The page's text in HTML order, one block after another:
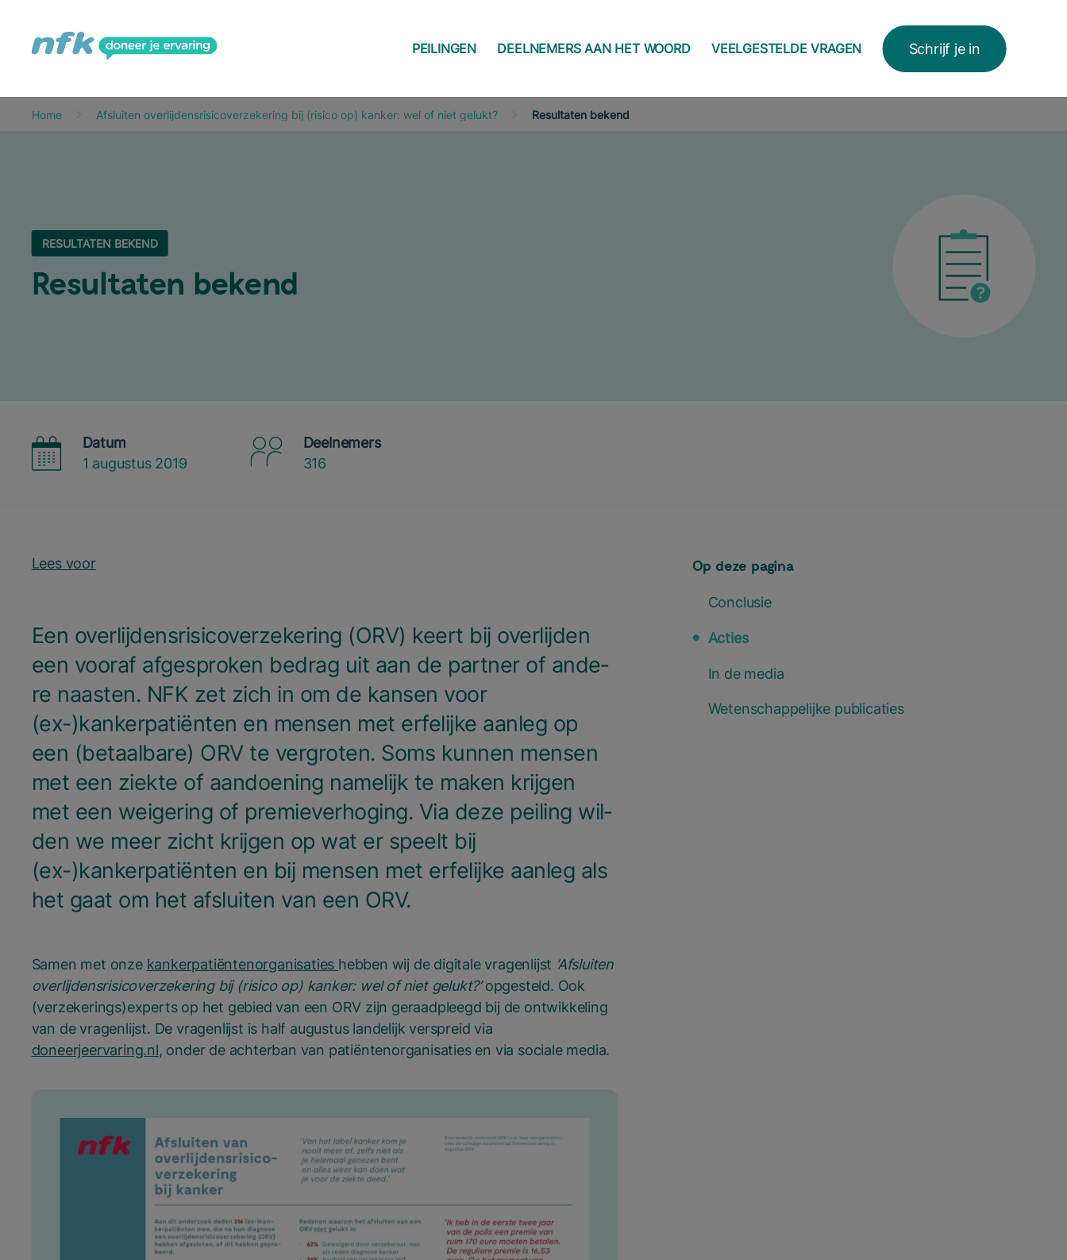
PEILINGEN DEELNEMERS AAN HET WOORD VEELGESTELDE VRAGEN Schrijf je in
Home Afsluiten overlijdensrisicoverzekering bij (risico op) kanker: wel of niet gelukt? Resultaten bekend
RESULTATEN BEKEND
Resul­ta­ten bekend
Datum
1 augustus 2019
Deelnemers
316
Lees voor
Een over­lij­dens­ri­si­co­ver­ze­ke­ring (ORV) keert bij over­lij­den
een voor­af afge­spro­ken bedrag uit aan de part­ner of ande­
re naas­ten. NFK zet zich in om de kan­sen voor
(ex-)kankerpatiënten en men­sen met erfe­lij­ke aan­leg op
een (betaal­ba­re) ORVte ver­gro­ten. Soms kun­nen men­sen
met een ziek­te of aan­doe­ning name­lijk te maken krij­gen
met een wei­ge­ring of pre­mie­ver­ho­ging. Via deze pei­ling wil­
den we meer zicht krij­gen op wat er speelt bij
(ex-)kankerpatiënten en bij men­sen met erfe­lij­ke aan­leg als
het gaat om het afslui­ten van een ORV.
Samen met onze kankerpatiëntenorganisaties hebben wij de digitale vragenlijst ‘Afsluiten
overlijdensrisicoverzekering bij (risico op) kanker: wel of niet gelukt?’opgesteld. Ook
(verzekerings)experts op het gebied van een ORV zijn geraadpleegd bij de ontwikkeling
van de vragenlijst. De vragenlijst is half augustus landelijk verspreid via
doneerjeervaring.nl, onder de achterban van patiëntenorganisaties en via sociale media.
Op deze pagina
Conclusie
Acties
In de media
Wetenschappelijke publicaties